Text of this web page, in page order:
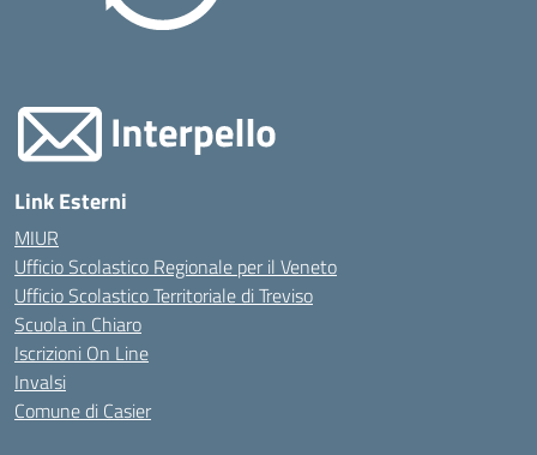
Link Esterni
MIUR
Ufficio Scolastico Regionale per il Veneto
Ufficio Scolastico Territoriale di Treviso
Scuola in Chiaro
Iscrizioni On Line
Invalsi
Comune di Casier